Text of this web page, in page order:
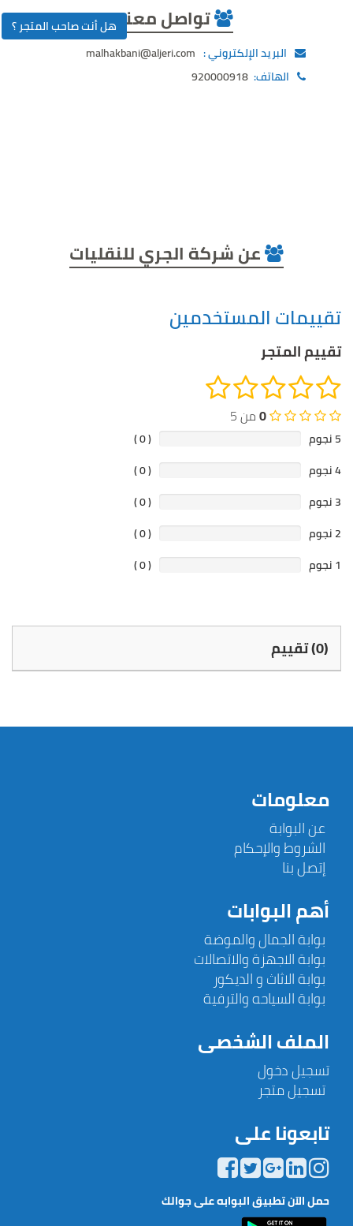
تواصل معناهل أنت صاحب المتجر ؟
البريد الإلكتروني : malhakbani@aljeri.com
الهاتف: 920000918
عن شركة الجري للنقليات
تقييمات المستخدمين
تقييم المتجر
0من 5
5 نجوم
( 0 )
4 نجوم
( 0 )
3 نجوم
( 0 )
2 نجوم
( 0 )
1 نجوم
( 0 )
(0) تقييم
معلومات
عن البوابة
الشروط والإحكام
إتصل بنا
أهم البوابات
بوابة الجمال والموضة
بوابة الاجهزة والاتصالات
بوابة الاثاث و الديكور
بوابة السياحه والترفية
الملف الشخصى
تسجيل دخول
تسجيل متجر
تابعونا على
حمل الآن تطبيق البوابه على جوالك